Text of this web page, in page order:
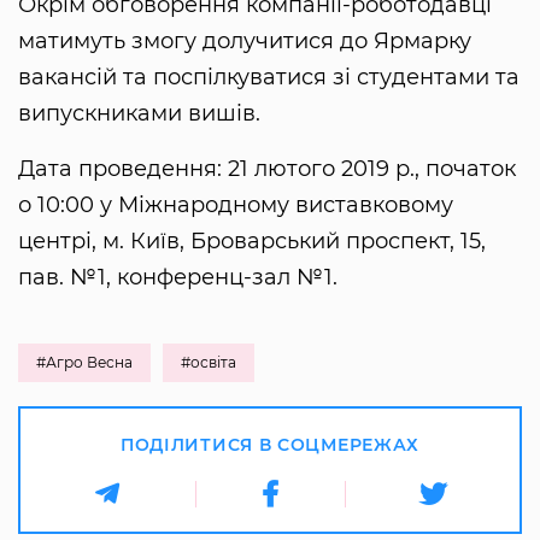
матимуть змогу долучитися до Ярмарку
вакансій та поспілкуватися зі студентами та
випускниками вишів.
Дата проведення: 21 лютого 2019 р., початок
о 10:00 у Міжнародному виставковому
центрі, м. Київ, Броварський проспект, 15,
пав. №1, конференц-зал №1.
#Агро Весна #освіта
ПОДІЛИТИСЯ В СОЦМЕРЕЖАХ